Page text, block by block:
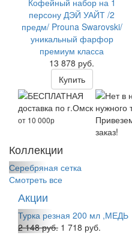
Кофейный набор на 1
персону ДЭЙ УАЙТ /2
предм/ Prouna Swarovski/
уникальный фарфор
премиум класса
13 878 руб.
Купить
БЕСПЛАТНАЯ
доставка по г.Омск
от 10 000р
Нет в
нужного
заказ!
Коллекции
Серебряная сетка
Смотреть все
Акции
Турка резная 200 мл ,МЕДЬ
2 148 руб. 1 718 руб.